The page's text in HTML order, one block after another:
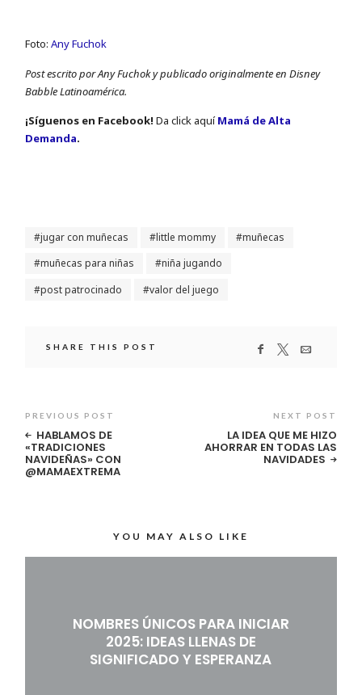
Foto:Any Fuchok
Post escrito por Any Fuchok y publicado originalmente en Disney
Babble Latinoamérica.
¡Sí­guenos en Facebook! Da click aquíMamá de Alta
Demanda.
jugar con muñecas little mommy
muñecas
muñecas para niñas
niña jugando
post patrocinado
valor del juego
SHARE THIS POST
PREVIOUS POST
HABLAMOS DE
«TRADICIONES
NAVIDEÑAS» CON
@MAMAEXTREMA
NEXT POST
LA IDEA QUE ME HIZO
AHORRAR EN TODAS LAS
NAVIDADES
YOU MAY ALSO LIKE
NOMBRES ÚNICOS PARA INICIAR
2025: IDEAS LLENAS DE
SIGNIFICADO Y ESPERANZA